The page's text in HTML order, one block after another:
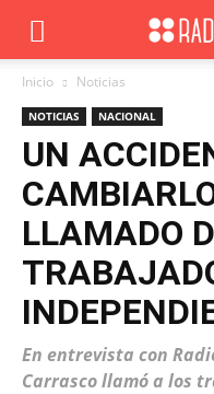
Inicio Noticias
NOTICIAS NACIONAL
UN
LLAMADO
En entrevista con
Carrasco llamó a los